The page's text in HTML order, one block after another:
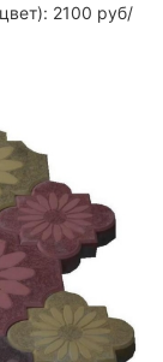
2100 руб/